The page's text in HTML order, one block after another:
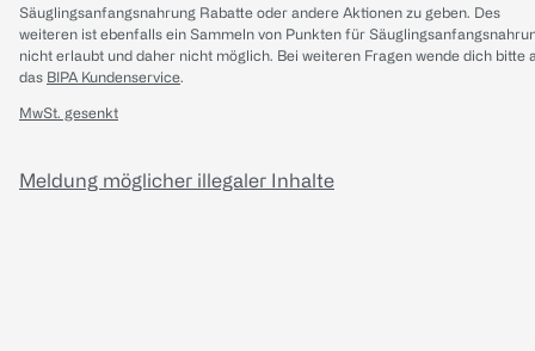
Säuglingsanfangsnahrung Rabatte oder andere Aktionen zu geben. Des
weiteren ist ebenfalls ein Sammeln von Punkten für
nicht erlaubt und daher nicht möglich. Bei weiteren Fragen wende dich bitte
das BIPA Kundenservice.
MwSt. gesenkt
Meldung möglicher illegaler Inhalte